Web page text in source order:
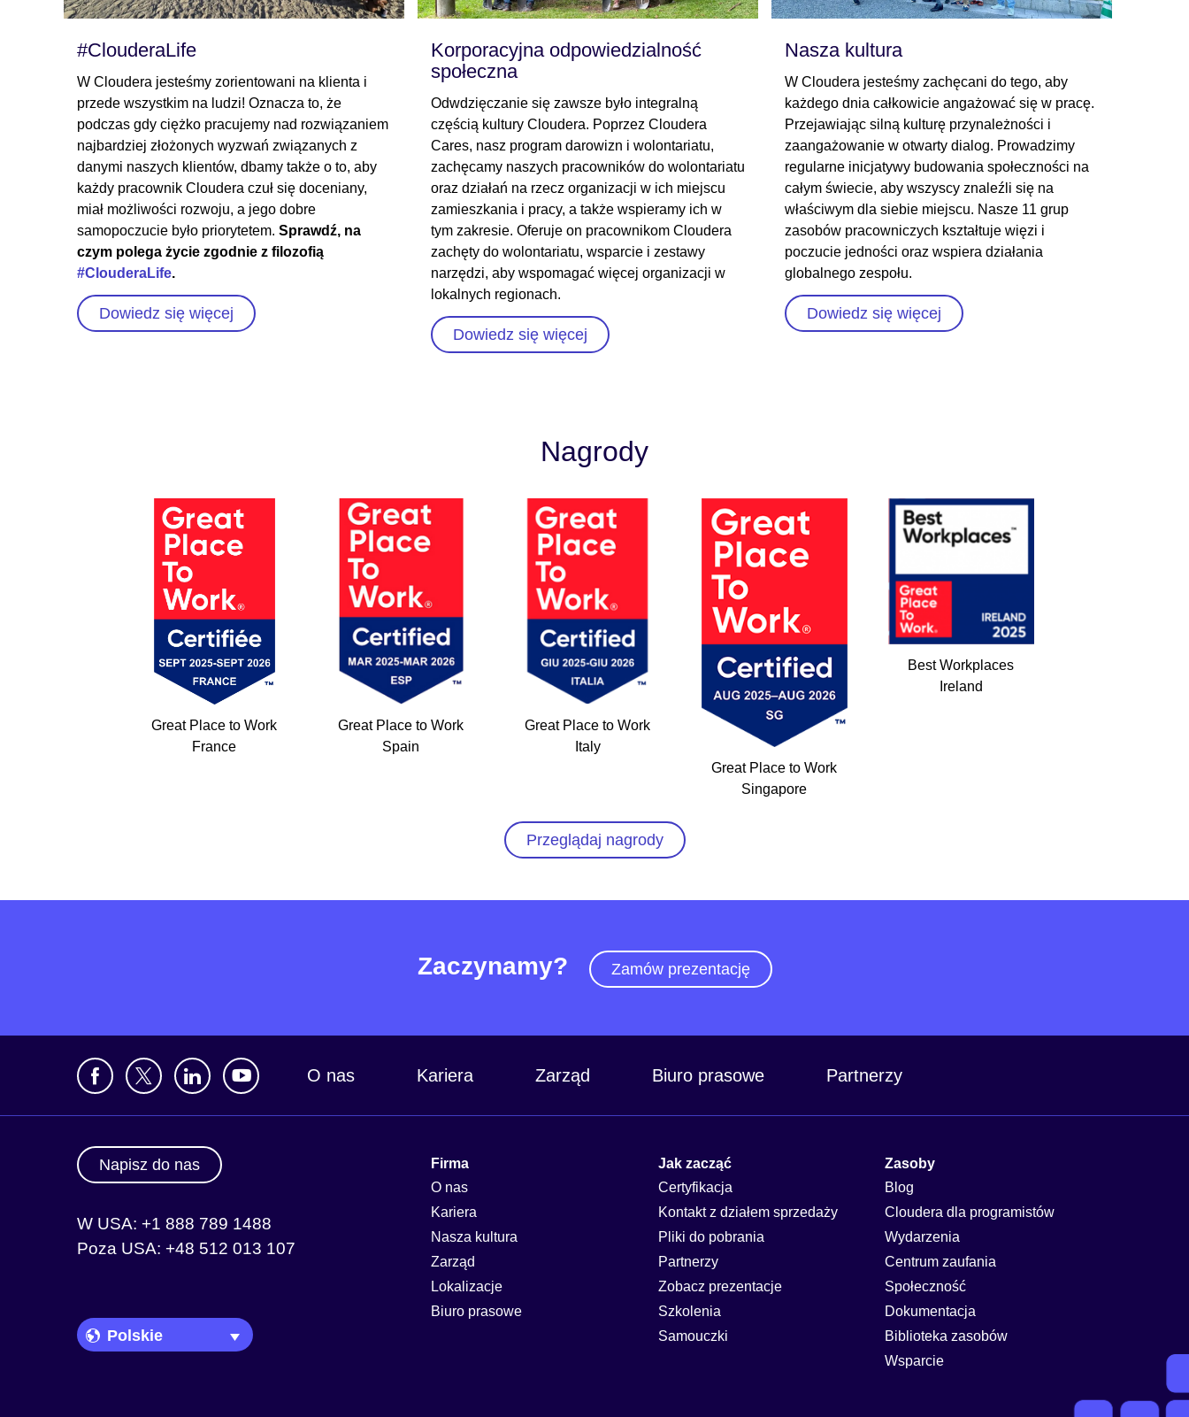
#ClouderaLife
W Cloudera jesteśmy zorientowani na klienta i
przede wszystkim na ludzi! Oznacza to, że
podczas gdy ciężko pracujemy nad rozwiązaniem
najbardziej złożonych wyzwań związanych z
danymi naszych klientów, dbamy także o to, aby
każdy pracownik Cloudera czuł się doceniany,
miał możliwości rozwoju, a jego dobre
samopoczucie było priorytetem. Sprawdź, na
czym polega życie zgodnie z filozofią
#ClouderaLife.
Dowiedz się więcej
Korporacyjna odpowiedzialność
społeczna
Odwdzięczanie się zawsze było integralną
częścią kultury Cloudera. Poprzez Cloudera
Cares, nasz program darowizn i wolontariatu,
zachęcamy naszych pracowników do wolontariatu
oraz działań na rzecz organizacji w ich miejscu
zamieszkania i pracy, a także wspieramy ich w
tym zakresie. Oferuje on pracownikom Cloudera
zachęty do wolontariatu, wsparcie i zestawy
narzędzi, aby wspomagać więcej organizacji w
lokalnych regionach.
Dowiedz się więcej
Nasza kultura
W Cloudera jesteśmy zachęcani do tego, aby
każdego dnia całkowicie angażować się w pracę.
Przejawiając silną kulturę przynależności i
zaangażowanie w otwarty dialog. Prowadzimy
regularne inicjatywy budowania społeczności na
całym świecie, aby wszyscy znaleźli się na
właściwym dla siebie miejscu. Nasze 11 grup
zasobów pracowniczych kształtuje więzi i
poczucie jedności oraz wspiera działania
globalnego zespołu.
Dowiedz się więcej
Nagrody
Great Place to Work
France
Great Place to Work
Spain
Great Place to Work
Italy
Great Place to Work
Singapore
Best Workplaces
Ireland
Przeglądaj nagrody
Zaczynamy? Zamów prezentację
O nas Kariera Zarząd Biuro prasowe Partnerzy
Napisz do nas
W USA: +1 888 789 1488
Poza USA: +48 512 013 107
Language Picker
Firma
O nas
Kariera
Nasza kultura
Zarząd
Lokalizacje
Biuro prasowe
Jak zacząć
Certyfikacja
Kontakt z działem sprzedaży
Pliki do pobrania
Partnerzy
Zobacz prezentacje
Szkolenia
Samouczki
Zasoby
Blog
Cloudera dla programistów
Wydarzenia
Centrum zaufania
Społeczność
Dokumentacja
Biblioteka zasobów
Wsparcie